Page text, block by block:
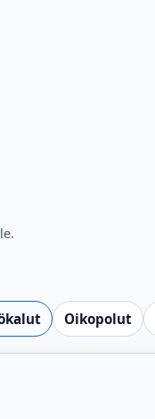
Oikopolut